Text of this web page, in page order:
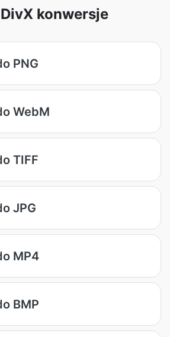
konwersje
PNG
WebM
TIFF
JPG
MP4
BMP